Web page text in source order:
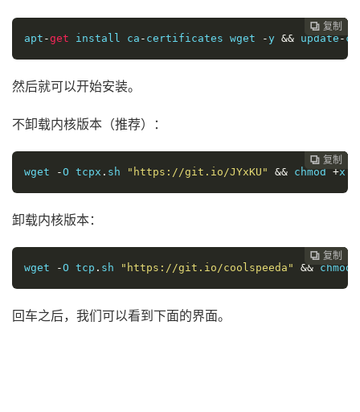
 复制
 复制
 复制
 复制
 复制
apt -get install ca - certificates wget -y && update - ca
然后就可以开始安装。
不卸载内核版本（推荐）：
 复制
 复制
 复制
 复制
wget
-O tcpx . sh "https://git.io/JYxKU" && chmod +x
卸载内核版本：
 复制
 复制
 复制
wget
-O tcp . sh "https://git.io/coolspeeda" && chmod
回车之后，我们可以看到下面的界面。